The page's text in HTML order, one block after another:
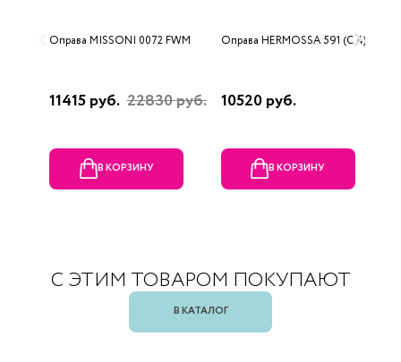
Оправа MISSONI 0072 FWM
11415 руб. 22830 руб.
В КОРЗИНУ
Оправа HERMOSSA 591 (C 4)
10520 руб.
В КОРЗИНУ
С ЭТИМ ТОВАРОМ ПОКУПАЮТ
В КАТАЛОГ